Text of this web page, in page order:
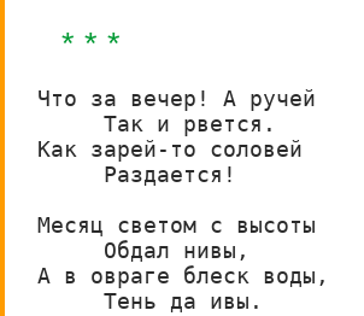
* * *
Что за вечер! А ручей
     Так и рвется.
Как зарей-то соловей
     Раздается!
Месяц светом с высоты
     Обдал нивы,
А в овраге блеск воды,
     Тень да ивы.